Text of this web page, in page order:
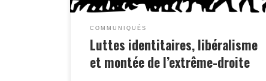
COMMUNIQUÉS
Luttes identitaires, libéralisme
et montée de l’extrême-droite